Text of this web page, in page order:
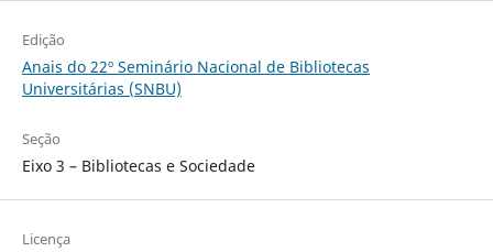
Edição
Anais do 22º Seminário Nacional de Bibliotecas
Universitárias (SNBU)
Seção
Eixo 3 – Bibliotecas e Sociedade
Licença